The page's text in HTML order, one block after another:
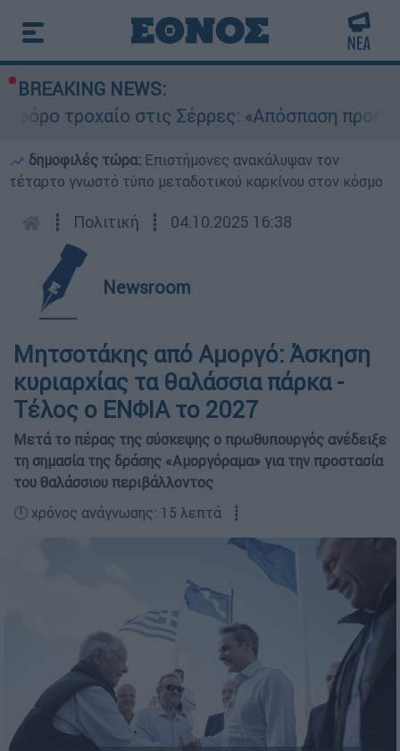
BREAKING NEWS:
στις Σέρρες: «Απόσπαση προσοχής του
δημοφιλές τώρα: Επιστήμονες ανακάλυψαν τον
τέταρτο γνωστό τύπο μεταδοτικού καρκίνου στον κόσμο
┋ Πολιτική ┋ 04.10.2025 16:38
Newsroom
Μητσοτάκης από Αμοργό: Άσκηση
κυριαρχίας τα θαλάσσια πάρκα -
Τέλος ο ΕΝΦΙΑ το 2027
Μετά το πέρας της σύσκεψης ο πρωθυπουργός ανέδειξε
τη σημασία της δράσης «Αμοργόραμα» για την προστασία
του θαλάσσιου περιβάλλοντος
🕛 χρόνος ανάγνωσης: 15 λεπτά ┋